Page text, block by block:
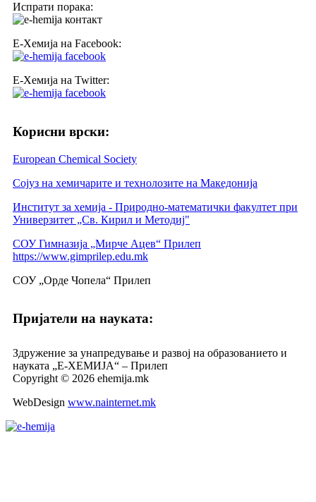
Испрати порака:
Е-Хемија на Facebook:
Е-Хемија на Twitter:
Корисни врски:
European Chemical Society
Сојуз на хемичарите и технолозите на Македонија
Институт за хемија - Природно-математички факултет при
Универзитет „Св. Кирил и Методиј"
СОУ Гимназија „Мирче Ацев“ Прилеп
https://www.gimprilep.edu.mk
СОУ „Орде Чопела“ Прилеп
Пријатели на науката:
Здружение за унапредување и развој на образованието и
науката „Е-ХЕМИЈА“ – Прилеп
Copyright © 2026 ehemija.mk
WebDesign www.nainternet.mk